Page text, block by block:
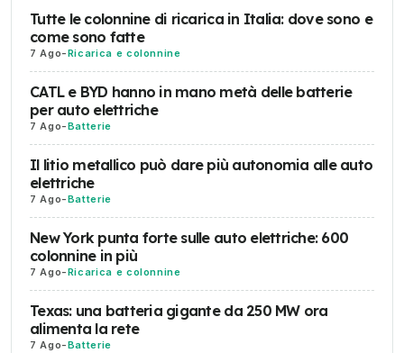
Tutte le colonnine di ricarica in Italia: dove sono e
come sono fatte
7 Ago-Ricarica e colonnine
CATL e BYD hanno in mano metà delle batterie
per auto elettriche
7 Ago-Batterie
Il litio metallico può dare più autonomia alle auto
elettriche
7 Ago-Batterie
New York punta forte sulle auto elettriche: 600
colonnine in più
7 Ago-Ricarica e colonnine
Texas: una batteria gigante da 250 MW ora
alimenta la rete
7 Ago-Batterie